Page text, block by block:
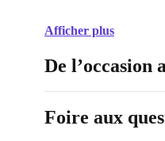
Afficher plus
De l’occasion
Foire aux